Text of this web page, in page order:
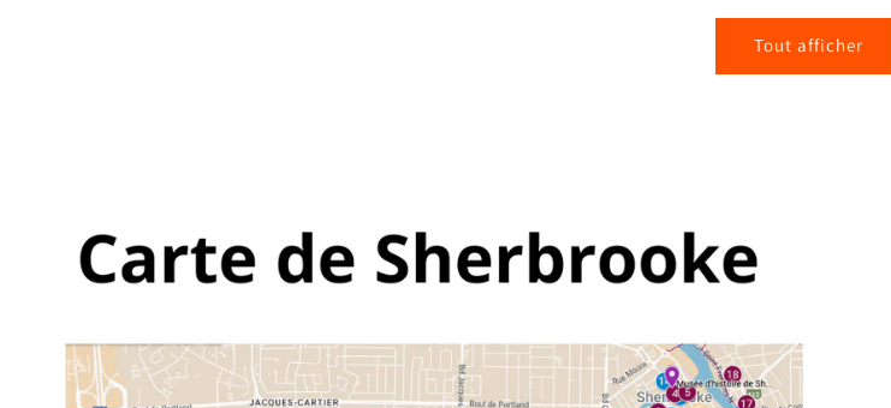
Tout afficher